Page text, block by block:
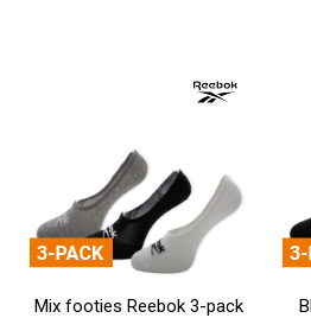
Mix footies Reebok 3-pack